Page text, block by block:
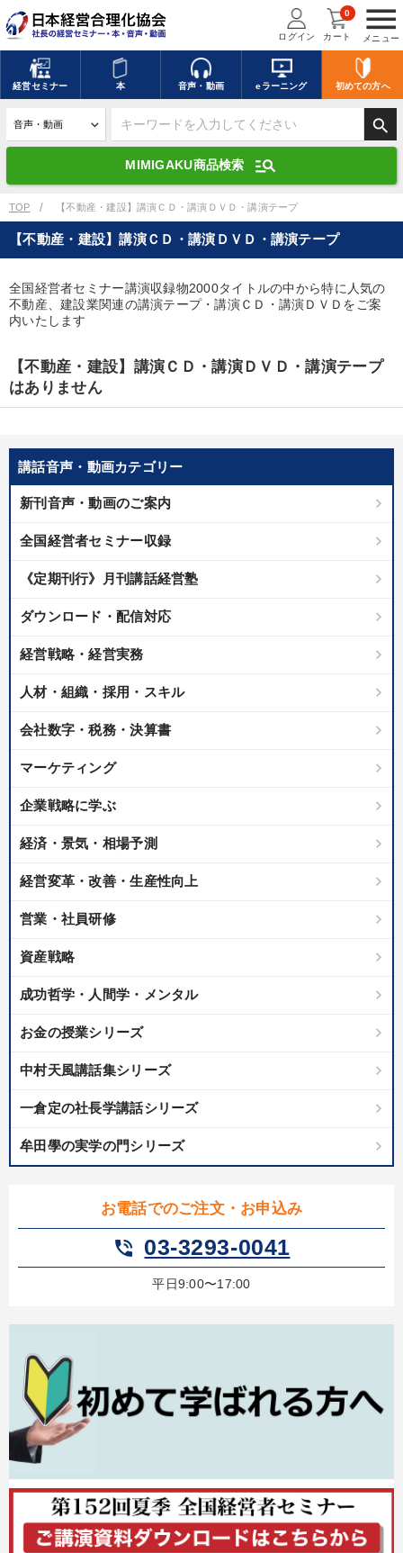
menu
メニュー
ログイン カート
0
経営セミナー 本 音声・動画 eラーニング 初めての方へ
search
MIMIGAKU商品検索 manage_search
キーワードを入力して探す
デジタル版対応のみ検索結果に表示する
search 上記の条件で検索
全国経営者セミナー講演収録物（全1315タイトル）からお探しいただけ
ます
カテゴリー
若手異才経営者の発想 専門家のアドバイス
テーマ
オーナー社長の「現場力の経営」＋現場の「儲ける力」をさらに
147回春季大会 【1月】音声・映像
【12月】音声・映像 改善・生産性向上
業種
製造業 卸売・小売・飲食業 建設・不動産業
IT・サービス・金融業 コンサルタント 専門家
キーワード
ondemand_video 経営音声・動画を探す 更新する
全国経営者セミナー収録物以外の経営教材（全761タイトル）からお探
最新トレンドと時代の潮流を押さえる 【1月】音声・映像
音声と動画で学ぶ
2026年春季全国経営者セミナー収録講演ＣＤ・講演ＤＶＤ・デジ
数字・税務・決算書
最新刊・戦略参謀ChatGPT実戦法と中小企業のDXと講話ご案内
組織・採用・スキル
目的別
TOP 【不動産・建設】講演ＣＤ・講演ＤＶＤ・講演テープ
講話音声・動画カテゴリー
新刊音声・動画のご案内
全国経営者セミナー収録
《定期刊行》月刊講話経営塾
ダウンロード・配信対応
経営戦略・経営実務
人材・組織・採用・スキル
会社数字・税務・決算書
マーケティング
企業戦略に学ぶ
経済・景気・相場予測
経営変革・改善・生産性向上
営業・社員研修
資産戦略
成功哲学・人間学・メンタル
お金の授業シリーズ
中村天風講話集シリーズ
一倉定の社長学講話シリーズ
牟田學の実学の門シリーズ
お電話でのご注文・お申込み
phone_in_talk 03-3293-0041
平日9:00〜17:00
【不動産・建設】講演ＣＤ・講演ＤＶＤ・講演テープ
全国経営者セミナー講演収録物2000タイトルの中から特に人気の
不動産、建設業関連の講演テープ・講演ＣＤ・講演ＤＶＤをご案
内いたします
【不動産・建設】講演ＣＤ・講演ＤＶＤ・講演テープ
はありません